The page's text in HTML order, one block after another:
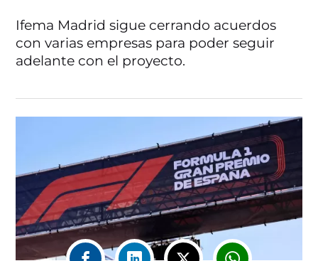
Ifema Madrid sigue cerrando acuerdos
con varias empresas para poder seguir
adelante con el proyecto.